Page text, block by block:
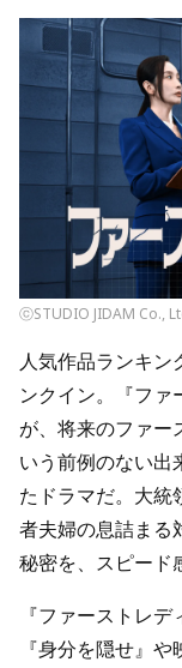
ⓒSTUDIO JIDAM Co.,
人気作品ランキン
ンクイン。『ファ
が、将来のファー
いう前例のない出
たドラマだ。大統
者夫婦の息詰まる
秘密を、スピード
『ファーストレ
『身分を隠せ』